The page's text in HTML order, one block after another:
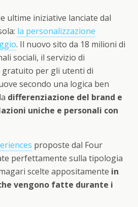
ultime iniziative lanciate dal
la personalizzazione
. Il nuovo sito da 18 milioni di
sociali, il servizio di
gratuito per gli utenti di
secondo una logica ben
differenziazione del brand e
uniche e personali con
proposte dal Four
perfettamente sulla tipologia
scelte appositamente in
vengono fatte durante i